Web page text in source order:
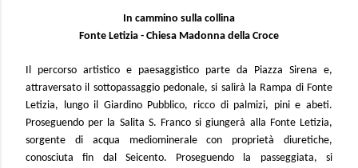
In cammino sulla collina
Fonte Letizia - Chiesa Madonna della Croce
Il percorso artistico e paesaggistico parte da Piazza Sirena e,
attraversato il sottopassaggio pedonale, si salirà la Rampa di Fonte
Letizia, lungo il Giardino Pubblico, ricco di palmizi, pini e abeti.
Proseguendo per la Salita S. Franco si giungerà alla Fonte Letizia,
sorgente di acqua mediominerale con proprietà diuretiche,
conosciuta fin dal Seicento. Proseguendo la passeggiata, si